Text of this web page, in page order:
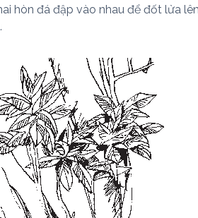
hòn đá đập vào nhau để đốt lửa